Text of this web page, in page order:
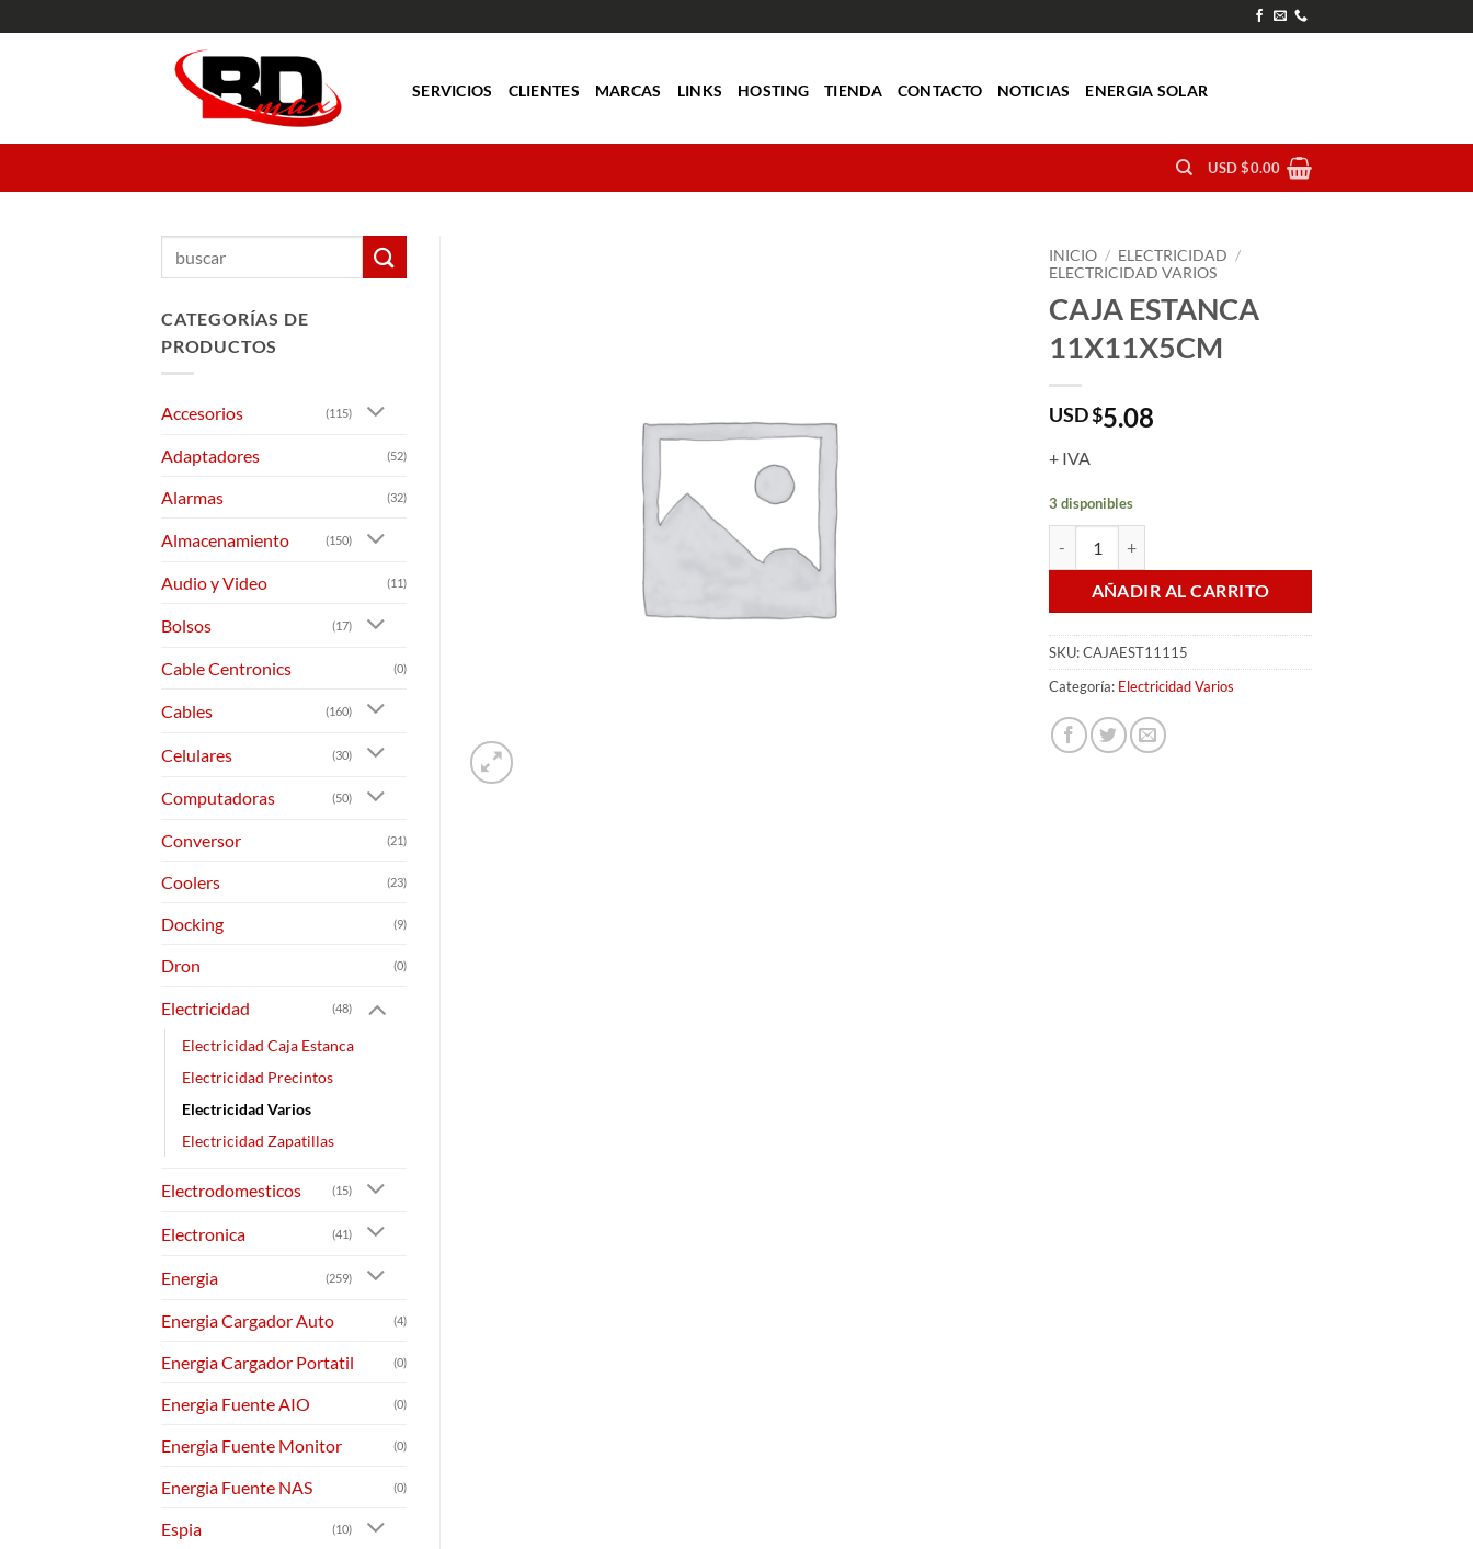
al
SERVICIOS CLIENTES MARCAS LINKS HOSTING TIENDA CONTACTO NOTICIAS ENERGIA SOLAR
USD $0.00
INICIO / ELECTRICIDAD /
ELECTRICIDAD VARIOS
CAJA ESTANCA
11X11X5CM
USD $5.08
+ IVA
3 disponibles
AÑADIR AL CARRITO
SKU:CAJAEST11115
Categoría: Electricidad Varios
CATEGORÍAS DE
PRODUCTOS
Accesorios (115)
Adaptadores (52)
Alarmas (32)
Almacenamiento (150)
Audio y Video (11)
Bolsos (17)
Cable Centronics (0)
Cables (160)
Celulares (30)
Computadoras (50)
Conversor (21)
Coolers (23)
Docking (9)
Dron (0)
Electricidad (48)
Electricidad Caja Estanca
Electricidad Precintos
Electricidad Varios
Electricidad Zapatillas
Electrodomesticos (15)
Electronica (41)
Energia (259)
Energia Cargador Auto (4)
Energia Cargador Portatil (0)
Energia Fuente AIO (0)
Energia Fuente Monitor (0)
Energia Fuente NAS (0)
Espia (10)